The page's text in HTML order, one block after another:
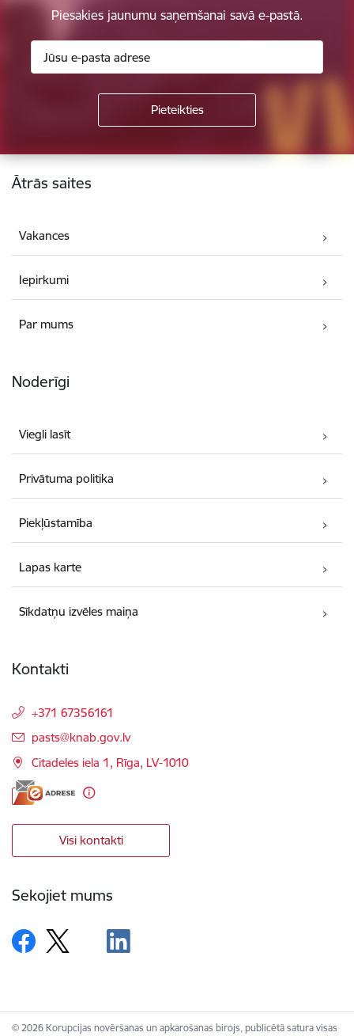
Piesakies jaunumu saņemšanai savā e-pastā.
Kājene
Ātrās saites
Vakances
Iepirkumi
Par mums
Noderīgi
Viegli lasīt
Privātuma politika
Piekļūstamība
Lapas karte
Sīkdatņu izvēles maiņa
Kontakti
+371 67356161
E-pasts:
pasts@knab.gov.lv
Citadeles iela 1, Rīga, LV-1010
Visi kontakti
Sekojiet mums
© 2026 Korupcijas novēršanas un apkarošanas birojs, publicētā satura visas